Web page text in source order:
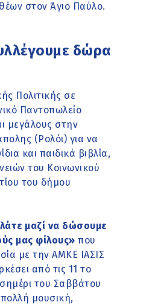
στον Άγιο Παύλο.
δώρα
Πολιτικής σε
Παντοπωλείο
μεγάλους στην
(Ρολόι) για να
και παιδικά βιβλία,
του Κοινωνικού
του δήμου
μαζί να δώσουμε
μας φίλους» που
με την ΑΜΚΕ ΙΑΣΙΣ
από τις 11 το
του Σαββάτου
μουσική,